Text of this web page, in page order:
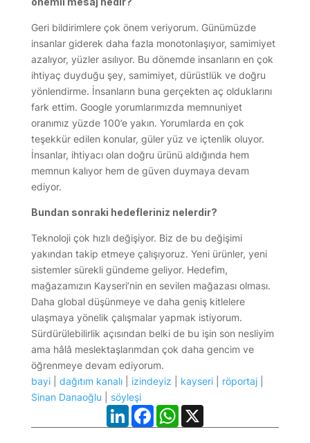
Geri bildirimlere çok önem veriyorum. Günümüzde
insanlar giderek daha fazla monotonlaşıyor, samimiyet
azalıyor, yüzler asılıyor. Bu dönemde insanların en çok
ihtiyaç duyduğu şey, samimiyet, dürüstlük ve doğru
yönlendirme. İnsanların buna gerçekten aç olduklarını
fark ettim. Google yorumlarımızda memnuniyet
oranımız yüzde 100’e yakın. Yorumlarda en çok
teşekkür edilen konular, güler yüz ve içtenlik oluyor.
İnsanlar, ihtiyacı olan doğru ürünü aldığında hem
memnun kalıyor hem de güven duymaya devam
ediyor.
Bundan sonraki hedefleriniz nelerdir?
Teknoloji çok hızlı değişiyor. Biz de bu değişimi
yakından takip etmeye çalışıyoruz. Yeni ürünler, yeni
sistemler sürekli gündeme geliyor. Hedefim,
mağazamızın Kayseri’nin en sevilen mağazası olması.
Daha global düşünmeye ve daha geniş kitlelere
ulaşmaya yönelik çalışmalar yapmak istiyorum.
Sürdürülebilirlik açısından belki de bu işin son nesliyim
ama hâlâ meslektaşlarımdan çok daha gencim ve
öğrenmeye devam ediyorum.
bayi| dağıtım kanalı| izindeyiz kayseri| röportaj|
Sinan Danaoğlu
söyleşi
LinkedInFacebookWhatsApp
X